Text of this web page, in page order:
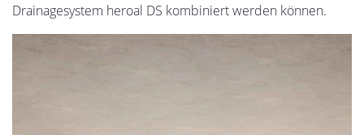
Drainagesystem heroal DS kombiniert werden können.